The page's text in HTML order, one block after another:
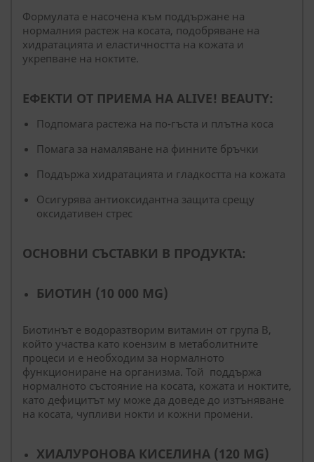
Формулата е насочена към поддържане на
нормалния растеж на косата, подобряване на
хидратацията и еластичността на кожата и
укрепване на ноктите.
ЕФЕКТИ ОТ ПРИЕМА НА ALIVE! BEAUTY:
Подпомага растежа на по-гъста и плътна коса
Помага за намаляване на финните бръчки
Поддържа хидратацията и гладкостта на кожата
Осигурява антиоксидантна защита срещу
оксидативен стрес
ОСНОВНИ СЪСТАВКИ В ПРОДУКТА:
БИОТИН (10 000 ΜG)
Биотинът е водоразтворим витамин от група B,
който участва като коензим в метаболитните
процеси и е необходим за нормалното
функциониране на организма. Той поддържа
нормалното състояние на косата, кожата и ноктите,
като дефицитът му може да доведе до изтъняване
на косата, чупливи нокти и кожни промени.
ХИАЛУРОНОВА КИСЕЛИНА (120 MG)